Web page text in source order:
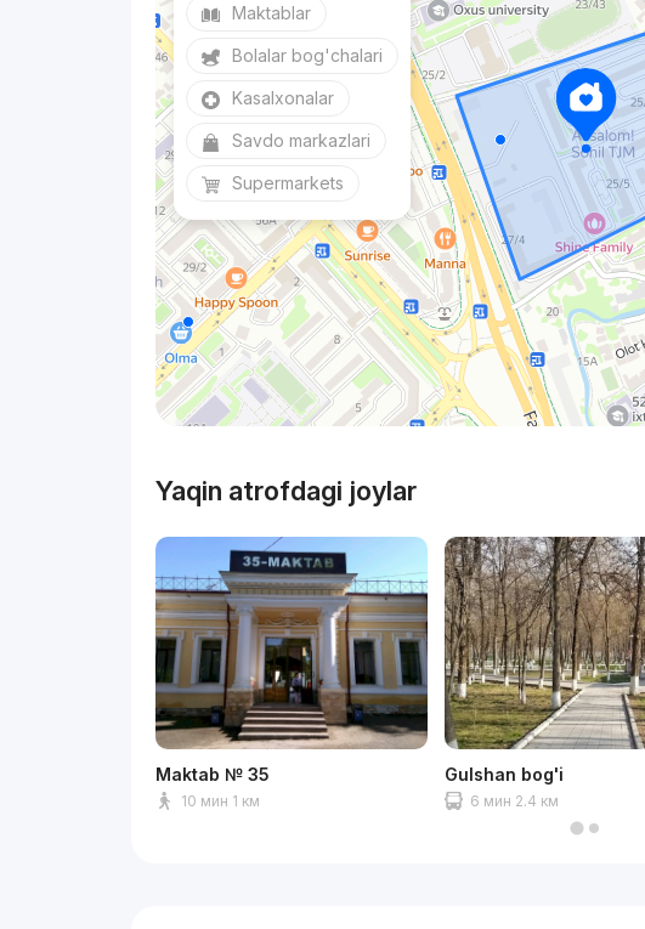
Maktablar
Bolalar bog'chalari
Kasalxonalar
Savdo markazlari
Supermarkets
Yaqin atrofdagi joylar
Maktab № 35
10 мин 1 км
Gulshan bog'i
6 мин 2.4 км